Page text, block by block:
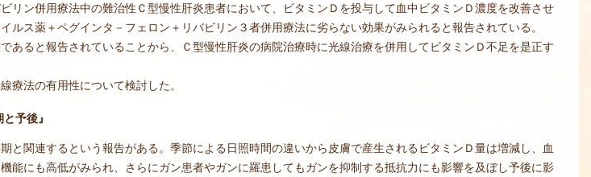
リン併用療法中の難治性Ｃ型慢性肝炎患者において、ビタミンＤを投与して血中ビタミンＤ濃度を改善させ
ルス薬＋ペグインタ－フェロン＋リバビリン３者併用療法に劣らない効果がみられると報告されている。
あると報告されていることから、Ｃ型慢性肝炎の病院治療時に光線治療を併用してビタミンＤ不足を是正す
療法の有用性について検討した。
予後』
と関連するという報告がある。季節による日照時間の違いから皮膚で産生されるビタミンＤ量は増減し、血
能にも高低がみられ、さらにガン患者やガンに羅患してもガンを抑制する抵抗力にも影響を及ぼし予後に影